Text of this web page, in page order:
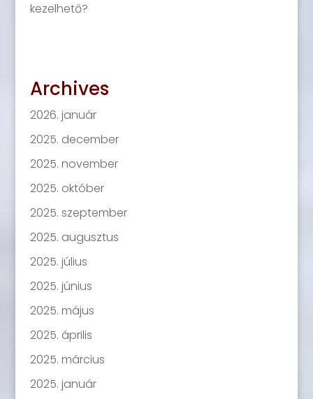
kezelhető?
Archives
2026. január
2025. december
2025. november
2025. október
2025. szeptember
2025. augusztus
2025. július
2025. június
2025. május
2025. április
2025. március
2025. január